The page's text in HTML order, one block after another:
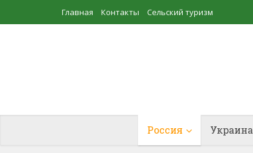
Главная Контакты Сельский туризм
Россия Украина